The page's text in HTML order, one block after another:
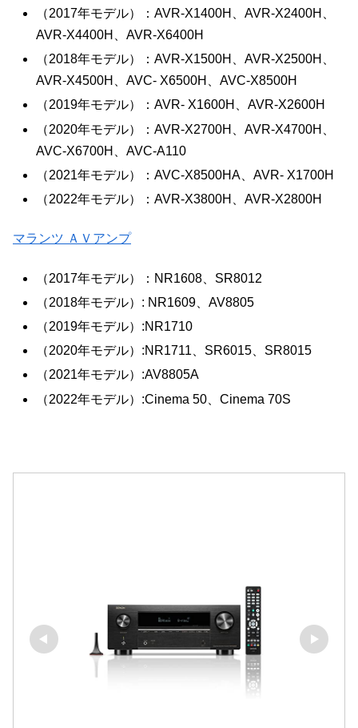
（2017年モデル）：AVR-X1400H、AVR-X2400H、
AVR-X4400H、AVR-X6400H
（2018年モデル）：AVR-X1500H、AVR-X2500H、
AVR-X4500H、AVC- X6500H、AVC-X8500H
（2019年モデル）：AVR- X1600H、AVR-X2600H
（2020年モデル）：AVR-X2700H、AVR-X4700H、
AVC-X6700H、AVC-A110
（2021年モデル）：AVC-X8500HA、AVR- X1700H
（2022年モデル）：AVR-X3800H、AVR-X2800H
マランツ ＡＶアンプ
（2017年モデル）：NR1608、SR8012
（2018年モデル）: NR1609、AV8805
（2019年モデル）:NR1710
（2020年モデル）:NR1711、SR6015、SR8015
（2021年モデル）:AV8805A
（2022年モデル）:Cinema 50、Cinema 70S